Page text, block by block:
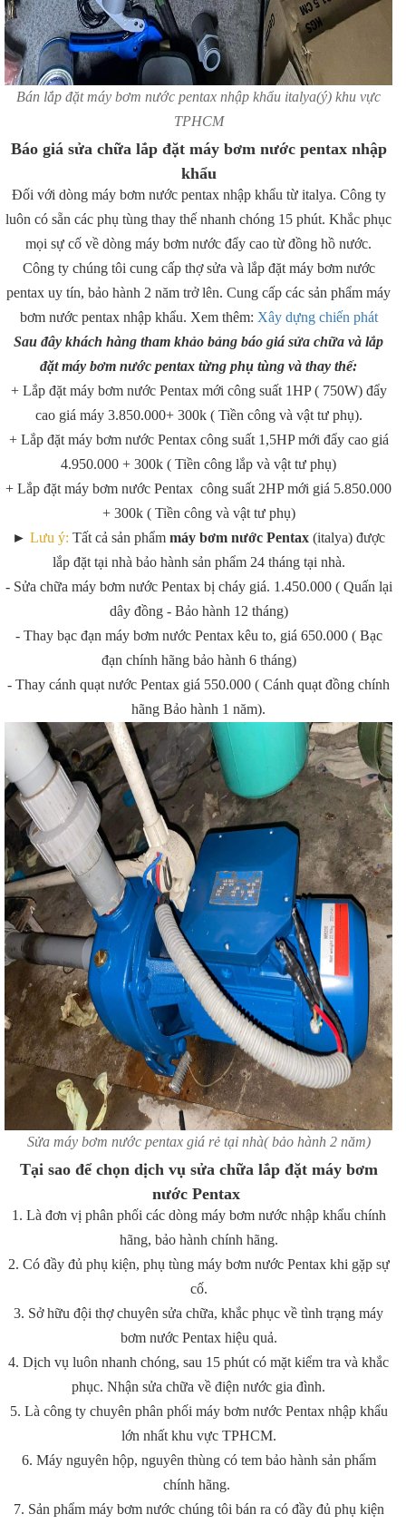
Bán lắp đặt máy bơm nước pentax nhập khẩu italya(ý) khu vực
TPHCM
Báo giá sửa chữa lắp đặt máy bơm nước pentax nhập
khẩu
Đối với dòng máy bơm nước pentax nhập khẩu từ italya. Công ty
luôn có sẵn các phụ tùng thay thế nhanh chóng 15 phút. Khắc phục
mọi sự cố về dòng máy bơm nước đẩy cao từ đồng hồ nước.
Công ty chúng tôi cung cấp thợ sửa và lắp đặt máy bơm nước
pentax uy tín, bảo hành 2 năm trở lên. Cung cấp các sản phẩm máy
bơm nước pentax nhập khẩu. Xem thêm: Xây dựng chiến phát
Sau đây khách hàng tham khảo bảng báo giá sửa chữa và lắp
đặt máy bơm nước pentax từng phụ tùng và thay thế:
+ Lắp đặt máy bơm nước Pentax mới công suất 1HP ( 750W) đẩy
cao giá máy 3.850.000+ 300k ( Tiền công và vật tư phụ).
+ Lắp đặt máy bơm nước Pentax công suất 1,5HP mới đẩy cao giá
4.950.000 + 300k ( Tiền công lắp và vật tư phụ)
+ Lắp đặt máy bơm nước Pentax công suất 2HP mới giá 5.850.000
+ 300k ( Tiền công và vật tư phụ)
► Lưu ý: Tất cả sản phẩm máy bơm nước Pentax (italya) được
lắp đặt tại nhà bảo hành sản phẩm 24 tháng tại nhà.
- Sửa chữa máy bơm nước Pentax bị cháy giá. 1.450.000 ( Quấn lại
dây đồng - Bảo hành 12 tháng)
- Thay bạc đạn máy bơm nước Pentax kêu to, giá 650.000 ( Bạc
đạn chính hãng bảo hành 6 tháng)
- Thay cánh quạt nước Pentax giá 550.000 ( Cánh quạt đồng chính
hãng Bảo hành 1 năm).
Sửa máy bơm nước pentax giá rẻ tại nhà( bảo hành 2 năm)
Tại sao để chọn dịch vụ sửa chữa lắp đặt máy bơm
nước Pentax
1. Là đơn vị phân phối các dòng máy bơm nước nhập khẩu chính
hãng, bảo hành chính hãng.
2. Có đầy đủ phụ kiện, phụ tùng máy bơm nước Pentax khi gặp sự
cố.
3. Sở hữu đội thợ chuyên sửa chữa, khắc phục về tình trạng máy
bơm nước Pentax hiệu quả.
4. Dịch vụ luôn nhanh chóng, sau 15 phút có mặt kiểm tra và khắc
phục. Nhận sửa chữa về điện nước gia đình.
5. Là công ty chuyên phân phối máy bơm nước Pentax nhập khẩu
lớn nhất khu vực TPHCM.
6. Máy nguyên hộp, nguyên thùng có tem bảo hành sản phẩm
chính hãng.
7. Sản phẩm máy bơm nước chúng tôi bán ra có đầy đủ phụ kiện